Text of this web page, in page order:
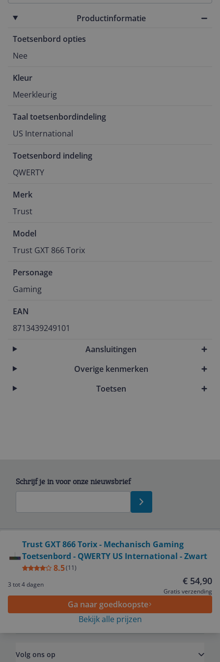
Productinformatie
Toetsenbord opties
Nee
Kleur
Meerkleurig
Taal toetsenbordindeling
US International
Toetsenbord indeling
QWERTY
Merk
Trust
Model
Trust GXT 866 Torix
Personage
Gaming
EAN
8713439249101
Aansluitingen
Overige kenmerken
Toetsen
Trust GXT 866 Torix - Mechanisch Gaming
Toetsenbord - QWERTY US International - Zwart
8.5(11)
3 tot 4 dagen
€ 54,90
Gratis verzending
Ga naar goedkoopste
Bekijk alle prijzen
Schrijf je in voor onze nieuwsbrief
Service
Algemeen
Volg ons op